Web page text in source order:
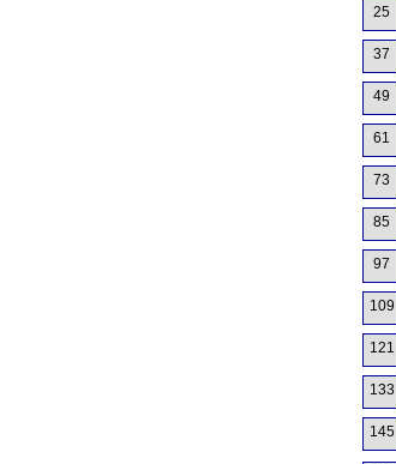
25
37
49
61
73
85
97
109
121
133
145